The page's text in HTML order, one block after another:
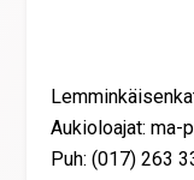
Aukioloajat: ma-
Puh: (017) 263